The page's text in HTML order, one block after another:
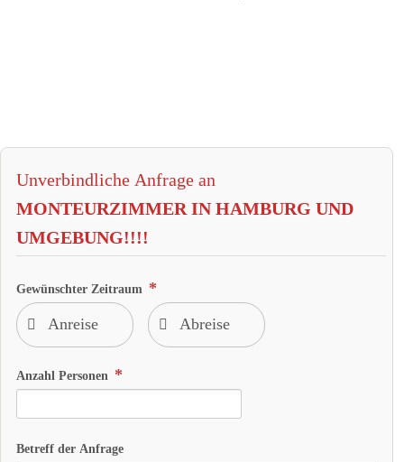
Unverbindliche Anfrage an
MONTEURZIMMER IN HAMBURG UND
UMGEBUNG!!!!
Gewünschter Zeitraum
Anzahl Personen
Betreff der Anfrage